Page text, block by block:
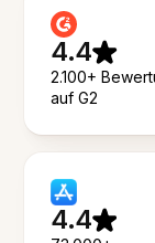
4.4
2.100+
auf G2
4.4